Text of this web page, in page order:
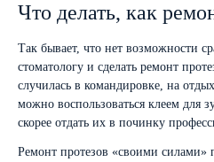
Что делать, как
Так бывает, что нет возможности
стоматологу и сделать ремонт
случилась в командировке, на
можно воспользоваться клеем для
скорее отдать их в починку
Ремонт протезов «своими силами»